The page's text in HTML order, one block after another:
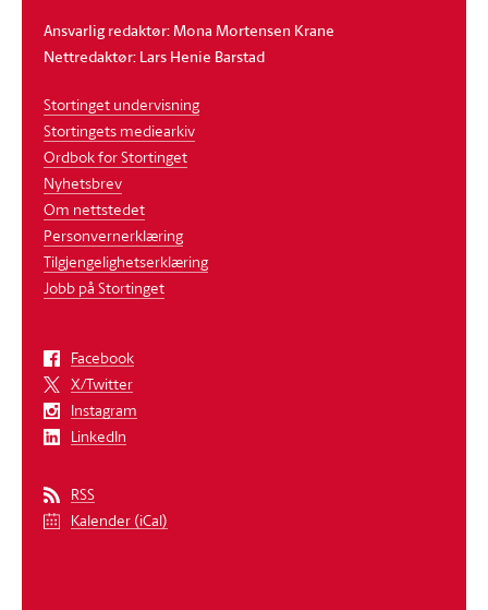
Ansvarlig redaktør: Mona Mortensen Krane
Nettredaktør: Lars Henie Barstad
Stortinget undervisning
Stortingets mediearkiv
Ordbok for Stortinget
Nyhetsbrev
Om nettstedet
Personvernerklæring
Tilgjengelighetserklæring
Jobb på Stortinget
Facebook
X/Twitter
Instagram
LinkedIn
RSS
Kalender (iCal)